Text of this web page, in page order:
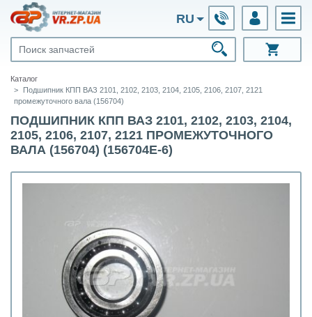
RU
Каталог
Подшипник КПП ВАЗ 2101, 2102, 2103, 2104, 2105, 2106, 2107, 2121
промежуточного вала (156704)
ПОДШИПНИК КПП ВАЗ 2101, 2102, 2103, 2104,
2105, 2106, 2107, 2121 ПРОМЕЖУТОЧНОГО
ВАЛА (156704) (156704Е-6)